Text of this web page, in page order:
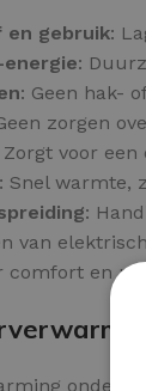
en gebruik:
:
: Geen hak-
zorgen
Zorgt voor
: Snel warmte,
:
van
en
onder